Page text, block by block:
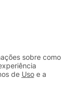
sobre como
de Usoe a